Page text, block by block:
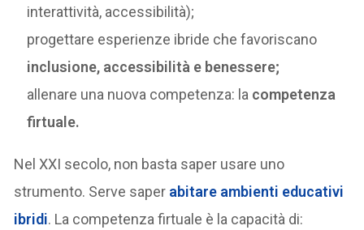
interattività, accessibilità);
progettare esperienze ibride che favoriscano
inclusione, accessibilità e benessere;
allenare una nuova competenza: la competenza
firtuale.
Nel XXI secolo, non basta saper usare uno
strumento. Serve saper abitare ambienti educativi
ibridi. La competenza firtuale è la capacità di: